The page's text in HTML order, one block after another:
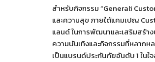
สำหรับกิจกรรม “Generali
และความสุข ภายใต้แคมเปญ
แลนด์ ในการพัฒนาและเสริมสร้า
ความบันเทิงและกิจกรรมที่หลากห
เป็นแบรนด์ประกันภัยอันดับ 1 ในใ